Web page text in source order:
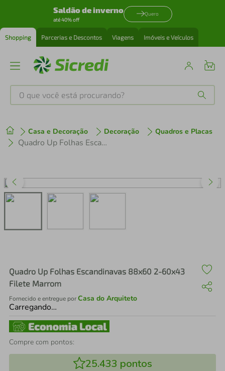
Saldão de inverno
até 40% off
Quero
Shopping Parcerias e Descontos Viagens Imóveis e Veículos
O que você está procurando?
Casa e Decoração Decoração Quadros e Placas
Quadro Up Folhas Escandinavas 88x60 2-60x43 Filete Marrom
Quadro Up Folhas Escandinavas 88x60 2-60x43
Filete Marrom
Fornecido e entregue porCasa do Arquiteto
Carregando…
Compre com pontos:
25.433 pontos
1º tenis
perfume